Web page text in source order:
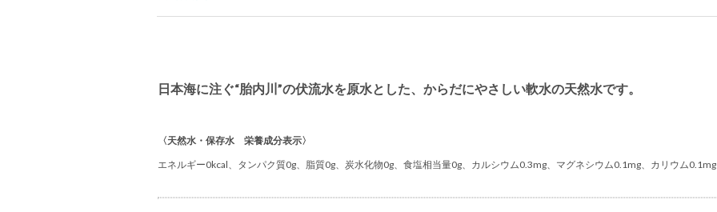
日本海に注ぐ“胎内川”の伏流水を原水とした、からだにやさしい軟水の天然水です。
〈天然水・保存水 栄養成分表示〉
エネルギー0kcal、タンパク質0g、脂質0g、炭水化物0g、食塩相当量0g、カルシウム0.3mg、マグネシウム0.1mg、カリウム